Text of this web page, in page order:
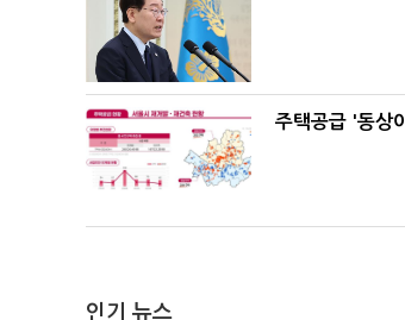
주택공급 '동상
인기 뉴스